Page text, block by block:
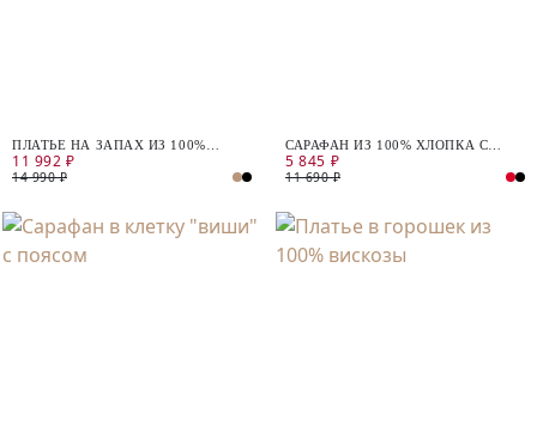
ПЛАТЬЕ НА ЗАПАХ ИЗ 100%
ХЛОПКА
11 992 ₽
14 990 ₽
САРАФАН ИЗ 100% ХЛОПКА С
ПОЯСОМ
5 845 ₽
11 690 ₽